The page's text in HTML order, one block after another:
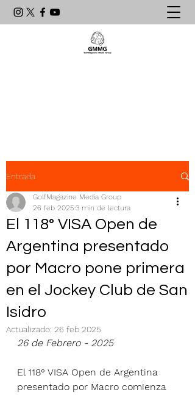
Entrada
El 118° VISA Open de
Argentina presentado
por Macro pone primera
en el Jockey Club de San
Isidro
GolfMagazine Media Group
26 feb 2025 3 min de lectura
Actualizado: 26 feb 2025
26 de Febrero - 2025
El 118° VISA Open de Argentina
presentado por Macro comienza